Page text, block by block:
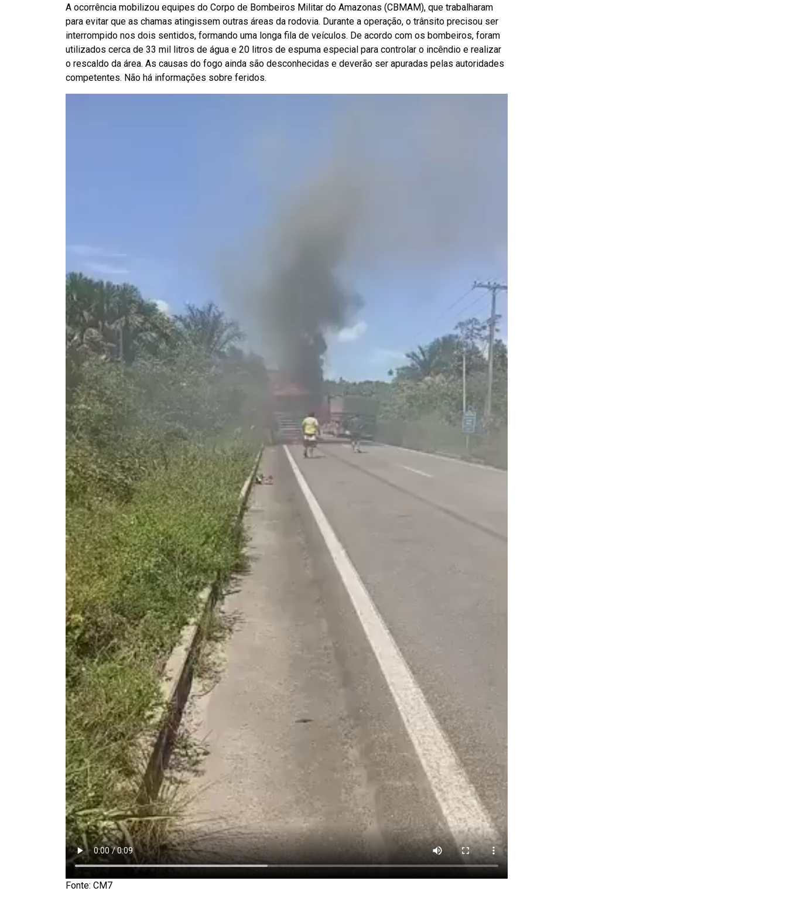
A ocorrência mobilizou equipes do Corpo de Bombeiros Militar do Amazonas (CBMAM), que trabalharam
para evitar que as chamas atingissem outras áreas da rodovia. Durante a operação, o trânsito precisou ser
interrompido nos dois sentidos, formando uma longa fila de veículos. De acordo com os bombeiros, foram
utilizados cerca de 33 mil litros de água e 20 litros de espuma especial para controlar o incêndio e realizar
o rescaldo da área. As causas do fogo ainda são desconhecidas e deverão ser apuradas pelas autoridades
competentes. Não há informações sobre feridos.
Fonte: CM7